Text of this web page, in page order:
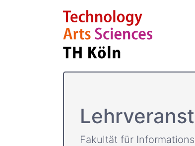
Fakultät für